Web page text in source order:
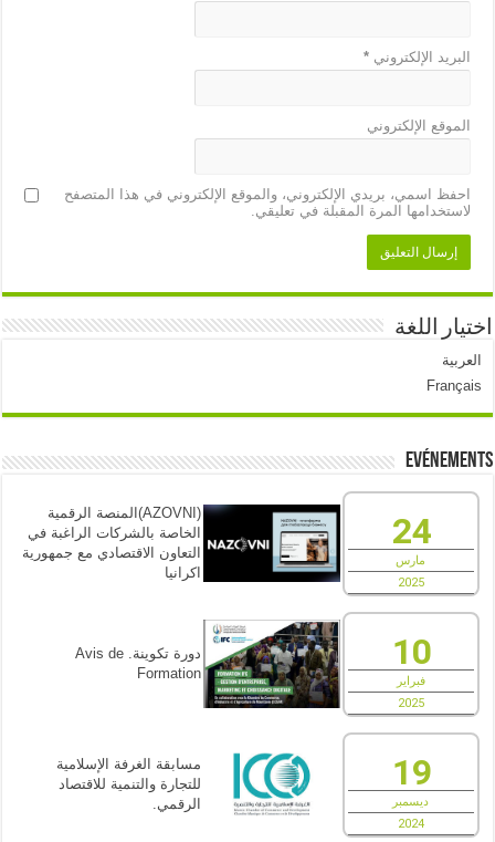
البريد الإلكتروني*
الموقع الإلكتروني
احفظ اسمي، بريدي الإلكتروني، والموقع الإلكتروني في هذا المتصفح
لاستخدامها المرة المقبلة في تعليقي.
اختيار اللغة
العربية
Français
Evénements
24
مارس
2025
(AZOVNI)المنصة الرقمية
الخاصة بالشركات الراغبة في
التعاون الاقتصادي مع جمهورية
اكرانيا
10
فبراير
2025
دورة تكوينة. Avis de
Formation
19
ديسمبر
2024
مسابقة الغرفة الإسلامية
للتجارة والتنمية للاقتصاد
الرقمي.